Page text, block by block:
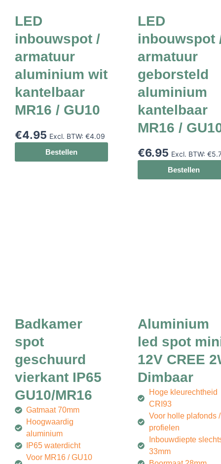
LED
inbouwspot /
armatuur
aluminium wit
kantelbaar
MR16 / GU10
€4.95 Excl. BTW: €4.09
Bestellen
LED
inbouwspot
armatuur
geborsteld
aluminium
kantelbaar
MR16 /
€6.95 Excl. BTW: €
Bestellen
Badkamer
spot
geschuurd
vierkant IP65
GU10/MR16
Gatmaat 70mm
Hoogwaardig
aluminium
IP65 waterdicht
Voor MR16 / GU10
Aluminium
led spot
12V CREE
Dimbaar
Hoge kleurechtheid
CRI93
Voor holle plafonds /
profielen
Inbouwdiepte
33mm